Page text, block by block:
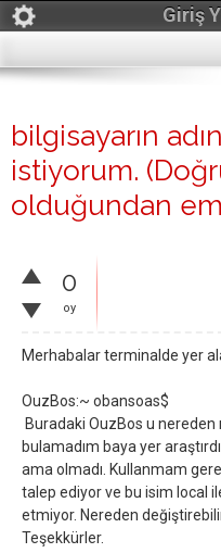
Giriş
bilgisayarın
istiyorum.
olduğundan
0
oy
Merhabalar terminalde yer
OuzBos:~ obansoas$
Buradaki OuzBos u
bulamadım baya yer
ama olmadı. Kullanmam
talep ediyor ve bu isim local
etmiyor. Nereden
Teşekkürler.